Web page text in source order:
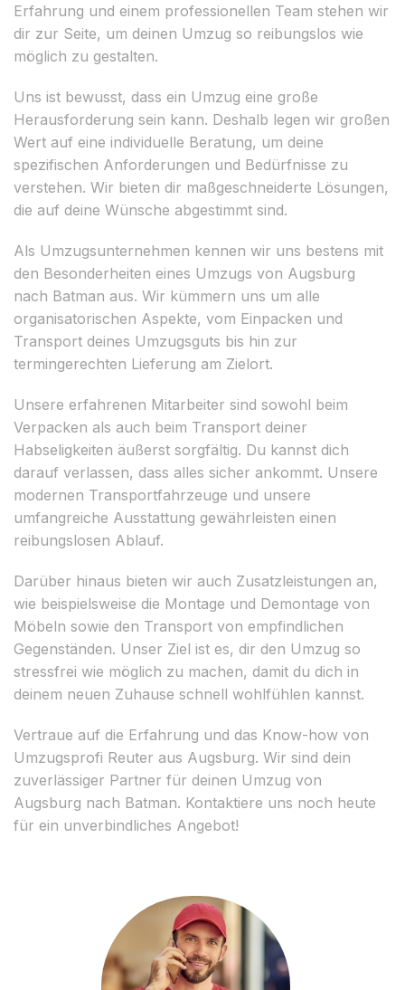
Erfahrung und einem professionellen Team stehen wir
dir zur Seite, um deinen Umzug so reibungslos wie
möglich zu gestalten.
Uns ist bewusst, dass ein Umzug eine große
Herausforderung sein kann. Deshalb legen wir großen
Wert auf eine individuelle Beratung, um deine
spezifischen Anforderungen und Bedürfnisse zu
verstehen. Wir bieten dir maßgeschneiderte Lösungen,
die auf deine Wünsche abgestimmt sind.
Als Umzugsunternehmen kennen wir uns bestens mit
den Besonderheiten eines Umzugs von Augsburg
nach Batman aus. Wir kümmern uns um alle
organisatorischen Aspekte, vom Einpacken und
Transport deines Umzugsguts bis hin zur
termingerechten Lieferung am Zielort.
Unsere erfahrenen Mitarbeiter sind sowohl beim
Verpacken als auch beim Transport deiner
Habseligkeiten äußerst sorgfältig. Du kannst dich
darauf verlassen, dass alles sicher ankommt. Unsere
modernen Transportfahrzeuge und unsere
umfangreiche Ausstattung gewährleisten einen
reibungslosen Ablauf.
Darüber hinaus bieten wir auch Zusatzleistungen an,
wie beispielsweise die Montage und Demontage von
Möbeln sowie den Transport von empfindlichen
Gegenständen. Unser Ziel ist es, dir den Umzug so
stressfrei wie möglich zu machen, damit du dich in
deinem neuen Zuhause schnell wohlfühlen kannst.
Vertraue auf die Erfahrung und das Know-how von
Umzugsprofi Reuter aus Augsburg. Wir sind dein
zuverlässiger Partner für deinen Umzug von
Augsburg nach Batman. Kontaktiere uns noch heute
für ein unverbindliches Angebot!